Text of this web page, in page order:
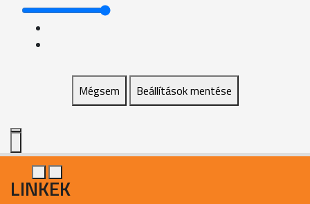
Mégsem Beállítások mentése
LINKEK